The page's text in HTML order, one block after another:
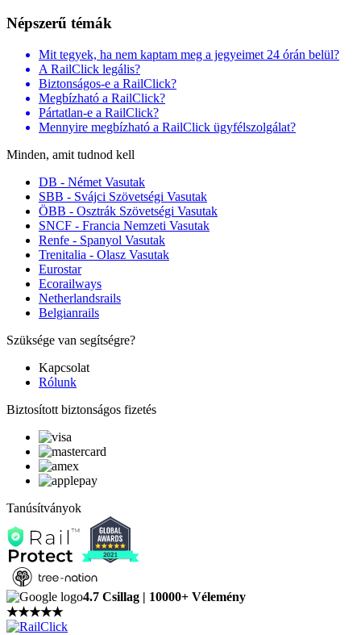
Népszerű témák
Mit tegyek, ha nem kaptam meg a jegyeimet 24 órán belül?
A RailClick legális?
Biztonságos-e a RailClick?
Megbízható a RailClick?
Pártatlan-e a RailClick?
Mennyire megbízható a RailClick ügyfélszolgálat?
Minden, amit tudnod kell
DB - Német Vasutak
SBB - Svájci Szövetségi Vasutak
ÖBB - Osztrák Szövetségi Vasutak
SNCF - Francia Nemzeti Vasutak
Renfe - Spanyol Vasutak
Trenitalia - Olasz Vasutak
Eurostar
Ecorailways
Netherlandsrails
Belgianrails
Szüksége van segítségre?
Kapcsolat
Rólunk
Biztosított biztonságos fizetés
Tanúsítványok
4.7 Csillag | 10000+ Vélemény
★★★★★